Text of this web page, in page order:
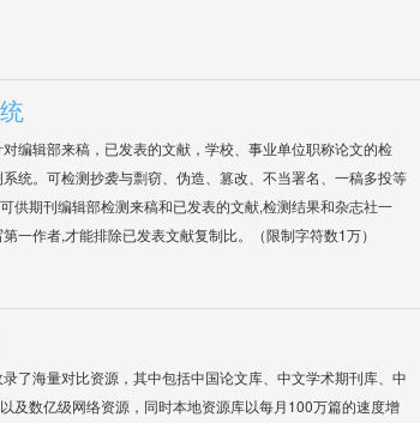
编辑部来稿，已发表的文献，学校、事业单位职称论文的检
统。可检测抄袭与剽窃、伪造、篡改、不当署名、一稿多投等
供期刊编辑部检测来稿和已发表的文献,检测结果和杂志社一
一作者,才能排除已发表文献复制比。（限制字符数1万）
了海量对比资源，其中包括中国论文库、中文学术期刊库、中
及数亿级网络资源，同时本地资源库以每月100万篇的速度增